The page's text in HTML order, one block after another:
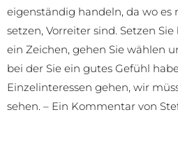
eigenständig handeln, da wo es
setzen, Vorreiter sind. Setzen
ein Zeichen, gehen Sie wählen
bei der Sie ein gutes Gefühl
Einzelinteressen gehen, wir
sehen. – Ein Kommentar von